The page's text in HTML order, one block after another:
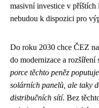
masivní investice v
nebudou k dispozici pro
Do roku 2030 chce ČEZ
do modernizace a rozšíření
porce těchto peněz
solárních panelů, ale taky
distribučních sítí. Bez